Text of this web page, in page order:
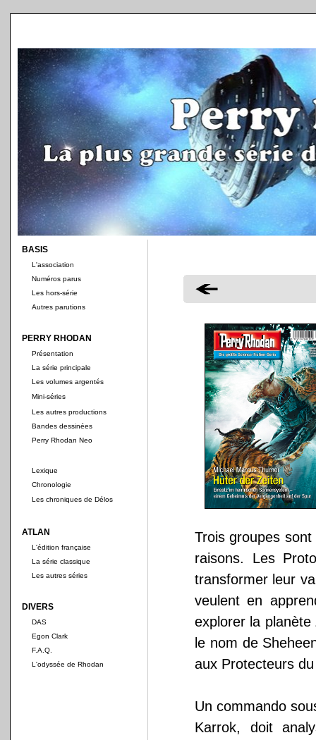
BASIS
L'association
Numéros parus
Les hors-série
Autres parutions
PERRY RHODAN
Présentation
La série principale
Les volumes argentés
Mini-séries
Les autres productions
Bandes dessinées
Perry Rhodan Neo
Lexique
Chronologie
Les chroniques de Délos
ATLAN
L'édition française
La série classique
Les autres séries
DIVERS
DAS
Egon Clark
F.A.Q.
L'odyssée de Rhodan
Trois groupes
raisons. Les
transformer leur
veulent en
explorer la
le nom de
aux Protecteurs
Un commando
Karrok, doit